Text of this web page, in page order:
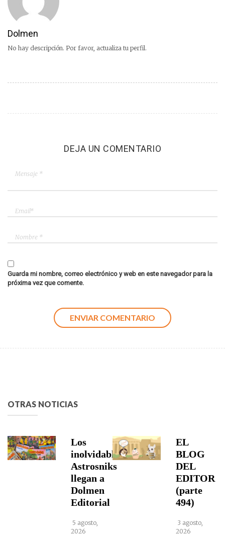
Dolmen
No hay descripción. Por favor, actualiza tu perfil.
DEJA UN COMENTARIO
Guarda mi nombre, correo electrónico y web en este navegador para la
próxima vez que comente.
OTRAS NOTICIAS
Los
inolvidables
Astrosniks
llegan a
Dolmen
Editorial
5 agosto,
2026
EL
BLOG
DEL
EDITOR
(parte
494)
3 agosto,
2026